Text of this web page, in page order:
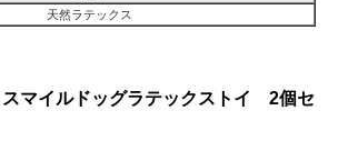
天然ラテックス
スマイルドッグラテックストイ 2個セ